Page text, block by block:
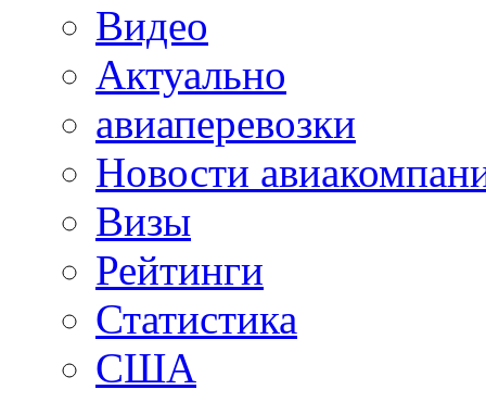
Видео
Актуально
авиаперевозки
Новости
Визы
Рейтинги
Статистика
США